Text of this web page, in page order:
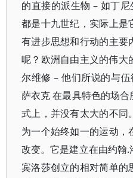
的直接的派生物 – 如丁
都是十九世纪，实际上是
有进步思想和行动的主要
呢？欧洲自由主义的伟大
尔维修 – 他们所说的与
萨衣克 在最具特色的场
式上，并没有太大的不同
为一个始终如一的运动，
改变。它是建立在由约翰
宾洛莎创立的相对简单的